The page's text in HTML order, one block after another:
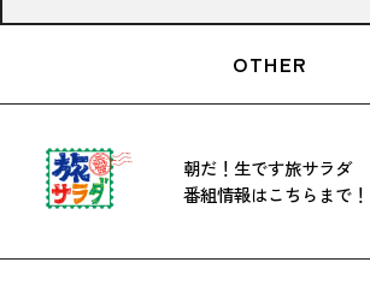
OTHER
朝だ！生です旅サラダ
番組情報はこちらまで！